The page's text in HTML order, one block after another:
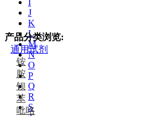
I
J
K
L
M
N
O
P
Q
R
S
产品分类浏览:
通用试剂
铵
胺
钡
苯
吡咯